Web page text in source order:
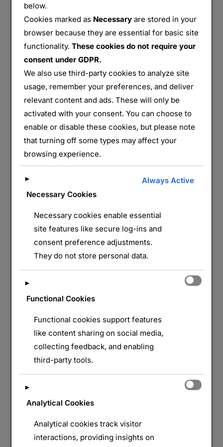
LIRE LA SUITE DE
Le Mémorial du Linge
parMonts&Forts
Vosges
Publié
commentaire
Le Musée-Mémorial du Linge est un lieu de
mémoire de la Première Guerre mondiale situé sur
la commune d’Orbey, dans le Haut-Rhin. Il
commémore la bataille du Linge qui s’est déroulée
en 1915 et qui fut l’une des plus meurtrières des
Vosges. Le site du mémorial Le mémorial se
compose de deux parties principales : …
LIRE LA SUITE DE« LE MÉMORIAL DU LINGE »
below.
Cookies marked as Necessary are stored in your
browser because they are essential for basic site
functionality.These cookies do not require your
consent under GDPR.
We also use third-party cookies to analyze site
usage, remember your preferences, and deliver
relevant content and ads. These will only be
activated with your consent. You can choose to
enable or disable these cookies, but please note
that turning off some types may affect your
browsing experience.
►
Necessary Cookies
Always Active
Necessary cookies enable essential
site features like secure log-ins and
consent preference adjustments.
They do not store personal data.
►
Functional Cookies
Functional cookies support features
like content sharing on social media,
collecting feedback, and enabling
third-party tools.
►
Analytical Cookies
Analytical cookies track visitor
interactions, providing insights on